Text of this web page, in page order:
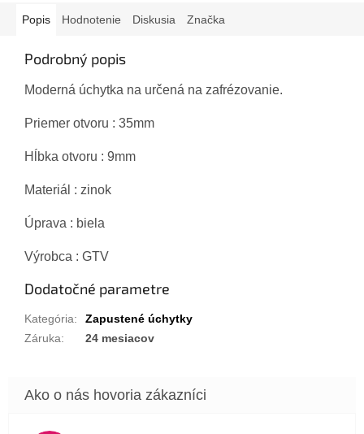
Popis Hodnotenie Diskusia Značka
Podrobný popis
Moderná úchytka na určená na zafrézovanie.
Priemer otvoru : 35mm
Hĺbka otvoru : 9mm
Materiál : zinok
Úprava : biela
Výrobca : GTV
Dodatočné parametre
Kategória:
Zapustené úchytky
Záruka: 24 mesiacov